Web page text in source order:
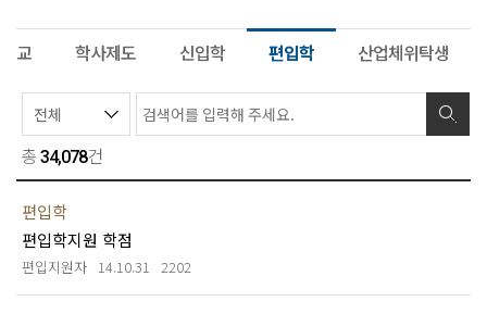
학교 학사제도 신입학 편입학 산업체위탁생
총 34,078건
편입학
편입학지원 학점
편입지원자 14.10.31 2202